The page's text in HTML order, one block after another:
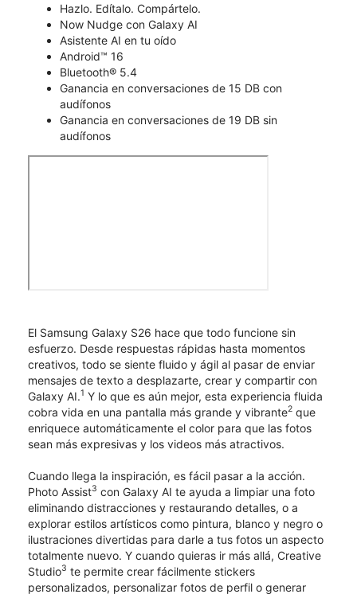
Hazlo. Edítalo. Compártelo.
Now Nudge con Galaxy AI
Asistente AI en tu oído
Android™ 16
Bluetooth® 5.4
Ganancia en conversaciones de 15 DB con
audífonos
Ganancia en conversaciones de 19 DB sin
audífonos
El Samsung Galaxy S26 hace que todo funcione sin
esfuerzo. Desde respuestas rápidas hasta momentos
creativos, todo se siente fluido y ágil al pasar de enviar
mensajes de texto a desplazarte, crear y compartir con
Galaxy AI.1 Y lo que es aún mejor, esta experiencia fluida
cobra vida en una pantalla más grande y vibrante2 que
enriquece automáticamente el color para que las fotos
sean más expresivas y los videos más atractivos.
Cuando llega la inspiración, es fácil pasar a la acción.
Photo Assist3 con Galaxy AI te ayuda a limpiar una foto
eliminando distracciones y restaurando detalles, o a
explorar estilos artísticos como pintura, blanco y negro o
ilustraciones divertidas para darle a tus fotos un aspecto
totalmente nuevo. Y cuando quieras ir más allá, Creative
Studio3 te permite crear fácilmente stickers
personalizados, personalizar fotos de perfil o generar